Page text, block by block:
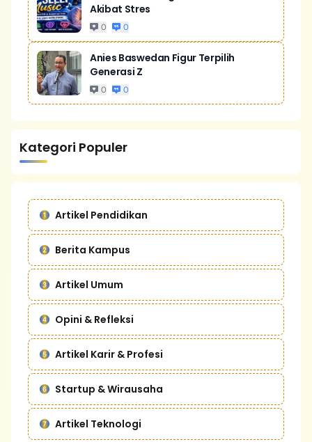
Akibat Stres
0 0
Anies Baswedan Figur Terpilih
Generasi Z
0 0
Kategori Populer
Artikel Pendidikan
Berita Kampus
Artikel Umum
Opini & Refleksi
Artikel Karir & Profesi
Startup & Wirausaha
Artikel Teknologi